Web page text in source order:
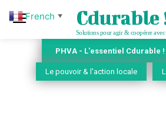
Cdurable
Solutions pour agir & coopérer
PHVA - L'essentiel Cdurable !
Le pouvoir & l'action locale
French ▼